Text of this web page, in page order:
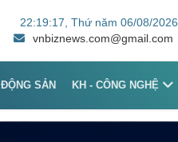
22:19:17 , Thứ năm 06/08/2026
vnbiznews.com@gmail.com
SẢN KH - CÔNG NGHỆ